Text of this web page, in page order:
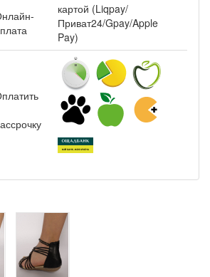
картой (Liqpay/
Приват24/Gpay/Apple
Pay)